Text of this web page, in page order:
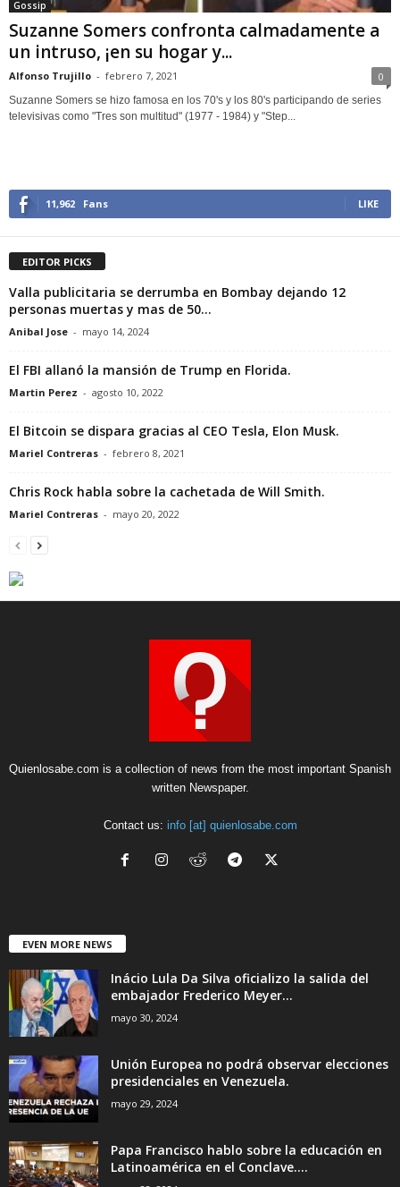
Gossip
Suzanne Somers confronta calmadamente a
un intruso, ¡en su hogar y...
Alfonso Trujillo - febrero 7, 2021 0
Suzanne Somers se hizo famosa en los 70's y los 80's participando de series
televisivas como "Tres son multitud" (1977 - 1984) y "Step...
11,962 Fans LIKE
EDITOR PICKS
Valla publicitaria se derrumba en Bombay dejando 12
personas muertas y mas de 50...
Anibal Jose - mayo 14, 2024
El FBI allanó la mansión de Trump en Florida.
Martin Perez - agosto 10, 2022
El Bitcoin se dispara gracias al CEO Tesla, Elon Musk.
Mariel Contreras - febrero 8, 2021
Chris Rock habla sobre la cachetada de Will Smith.
Mariel Contreras - mayo 20, 2022
Quienlosabe.com is a collection of news from the most important Spanish
written Newspaper.
Contact us: info [at] quienlosabe.com
EVEN MORE NEWS
Inácio Lula Da Silva oficializo la salida del
embajador Frederico Meyer...
mayo 30, 2024
Unión Europea no podrá observar elecciones
presidenciales en Venezuela.
mayo 29, 2024
Papa Francisco hablo sobre la educación en
Latinoamérica en el Conclave....